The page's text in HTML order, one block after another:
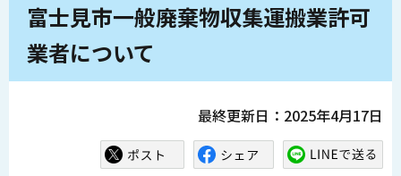
か
富士見市一般廃棄物収集運搬業許可
業者について
最終更新日：2025年4月17日